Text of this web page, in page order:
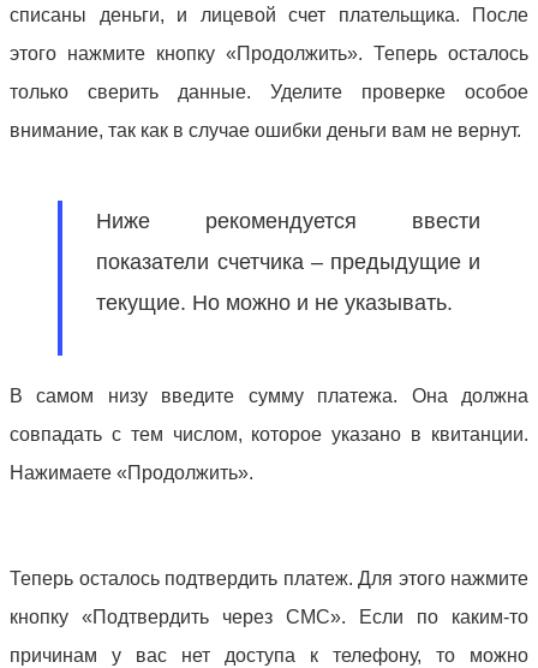
списаны деньги, и лицевой счет плательщика. После
этого нажмите кнопку «Продолжить». Теперь осталось
только сверить данные. Уделите проверке особое
внимание, так как в случае ошибки деньги вам не вернут.
Ниже рекомендуется ввести
показатели счетчика – предыдущие и
текущие. Но можно и не указывать.
В самом низу введите сумму платежа. Она должна
совпадать с тем числом, которое указано в квитанции.
Нажимаете «Продолжить».
Теперь осталось подтвердить платеж. Для этого нажмите
кнопку «Подтвердить через СМС». Если по каким-то
причинам у вас нет доступа к телефону, то можно